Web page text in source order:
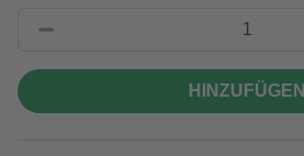
HINZUFÜGEN